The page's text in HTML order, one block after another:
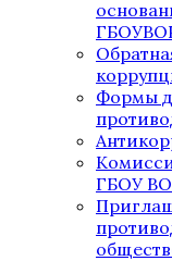
Формы
ГБОУ